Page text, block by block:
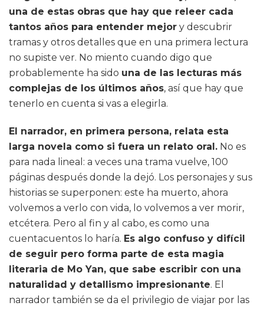
una de estas obras que hay que releer cada
tantos años para entender mejor y descubrir
tramas y otros detalles que en una primera lectura
no supiste ver. No miento cuando digo que
probablemente ha sido una de las lecturas más
complejas de los últimos años, así que hay que
tenerlo en cuenta si vas a elegirla.
El narrador, en primera persona, relata esta
larga novela como si fuera un relato oral. No es
para nada lineal: a veces una trama vuelve, 100
páginas después donde la dejó. Los personajes y sus
historias se superponen: este ha muerto, ahora
volvemos a verlo con vida, lo volvemos a ver morir,
etcétera. Pero al fin y al cabo, es como una
cuentacuentos lo haría. Es algo confuso y difícil
de seguir pero forma parte de esta magia
literaria de Mo Yan, que sabe escribir con una
naturalidad y detallismo impresionante. El
narrador también se da el privilegio de viajar por las